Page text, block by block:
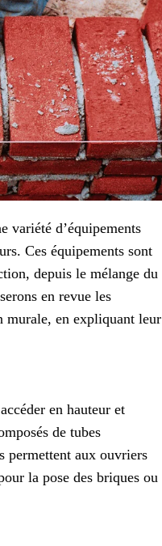
variété d’équipements
Ces équipements sont
depuis le mélange du
en revue les
murale, en expliquant leur
en hauteur et
de tubes
permettent aux ouvriers
la pose des briques ou